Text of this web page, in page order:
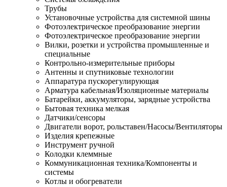
Трубы
Установочные устройства для системной шины
Фотоэлектрическое преобразование энергии
Фотоэлектрическое преобразование энергии
Вилки, розетки и устройства промышленные и
специальные
Контрольно-измерительные приборы
Антенны и спутниковые технологии
Аппаратура пускорегулирующая
Арматура кабельная/Изоляционные материалы
Батарейки, аккумуляторы, зарядные устройства
Бытовая техника мелкая
Датчики/сенсоры
Двигатели ворот, рольставен/Насосы/Вентиляторы
Изделия крепежные
Инструмент ручной
Колодки клеммные
Коммуникационная техника/Компоненты и
системы
Котлы и обогреватели